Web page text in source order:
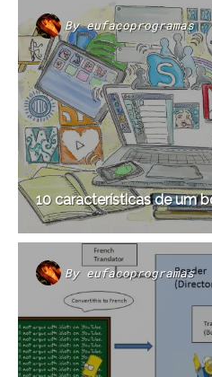
Byeufacoprogramas
10 características de um
By eufacoprogramas